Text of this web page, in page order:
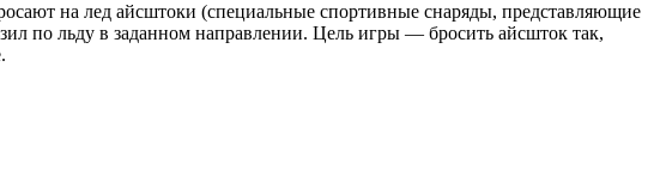
на лед айсштоки (специальные спортивные снаряды, представляющие
по льду в заданном направлении. Цель игры — бросить айсшток так,